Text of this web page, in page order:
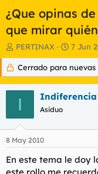
¿Que opinas
que mirar
I
n
c
i
a
d
o
r
d
l
PERTINAX
F
e
c
h
d
n
i
7 Jun
Cerrado para nuevas
I Indiferencia
Asiduo
8 May 2010
En este tema le doy
este rollo me